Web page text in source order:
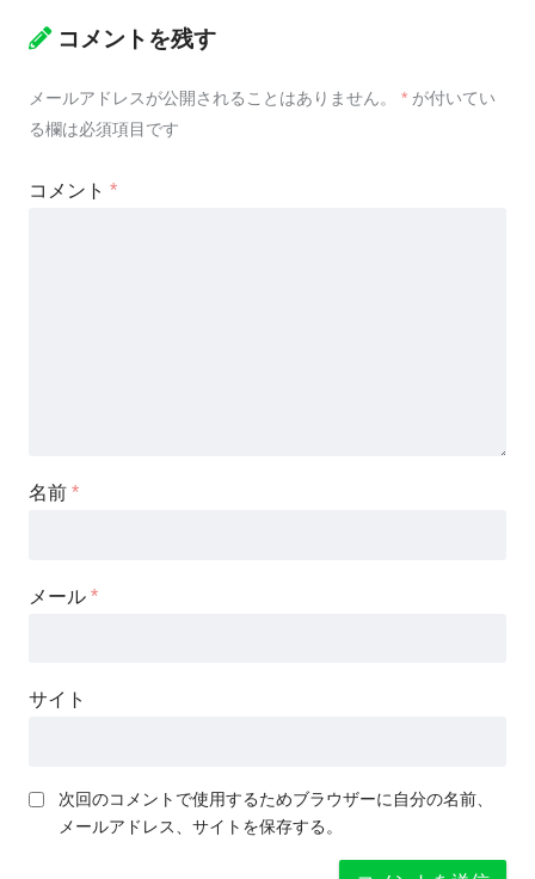
コメントを残す
メールアドレスが公開されることはありません。 * が付いてい
る欄は必須項目です
コメント *
名前 *
メール *
サイト
次回のコメントで使用するためブラウザーに自分の名前、
メールアドレス、サイトを保存する。